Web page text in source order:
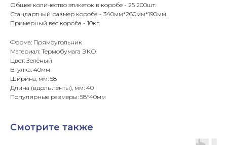
Общее количество этикеток в коробе - 25 200шт.
Стандартный размер короба - 340мм*260мм*190мм.
Примерный вес короба - 10кг.
Форма: Прямоугольник
Материал: Термобумага ЭКО
Цвет: Зелёный
Втулка: 40мм
Ширина, мм: 58
Длина (вдоль ленты), мм: 40
Популярные размеры: 58*40мм
Смотрите также